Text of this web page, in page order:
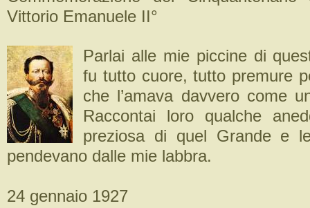
Vittorio Emanuele II°
Parlai alle mie piccine di
fu tutto cuore, tutto premure
che l’amava davvero come
Raccontai loro qualche
preziosa di quel Grande e
pendevano dalle mie labbra.
24 gennaio 1927